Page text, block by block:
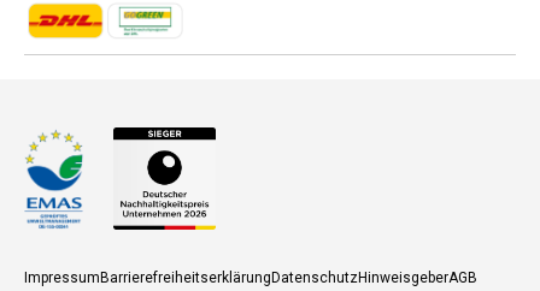
Zahlungsmethoden
Zahlungsmethoden
ImpressumBarrierefreiheitserklärungDatenschutzHinweisgeberAGB